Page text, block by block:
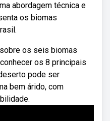
abordagem técnica e
os biomas
os seis biomas
os 8 principais
pode ser
bem árido, com